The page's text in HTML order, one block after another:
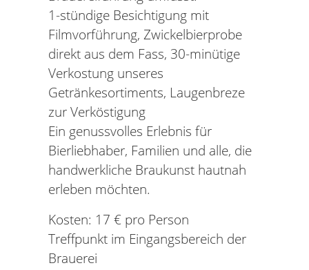
1-stündige Besichtigung mit
Filmvorführung, Zwickelbierprobe
direkt aus dem Fass, 30-minütige
Verkostung unseres
Getränkesortiments, Laugenbreze
zur Verköstigung
Ein genussvolles Erlebnis für
Bierliebhaber, Familien und alle, die
handwerkliche Braukunst hautnah
erleben möchten.
Kosten: 17 € pro Person
Treffpunkt im Eingangsbereich der
Brauerei